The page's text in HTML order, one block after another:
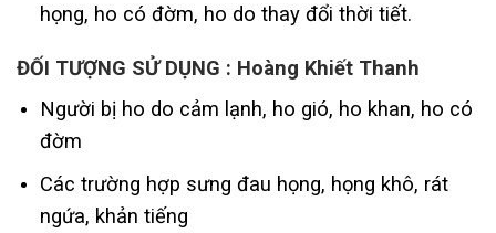
họng, ho có đờm, ho do thay đổi thời tiết.
ĐỐI TƯỢNG SỬ DỤNG : Hoàng Khiết Thanh
Người bị ho do cảm lạnh, ho gió, ho khan, ho có
đờm
Các trường hợp sưng đau họng, họng khô, rát
ngứa, khản tiếng